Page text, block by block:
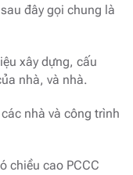
đây gọi chung là
xây dựng, cấu
nhà, và nhà.
nhà và công trình
chiều cao PCCC